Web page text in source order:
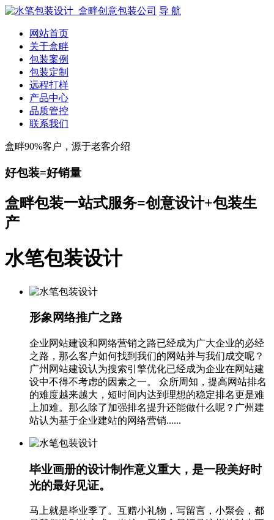
导 航
网站首页
关于盒畔
包装案例
包装定制
远程打样
产品中心
品质管控
联系我们
盒畔90%客户，源于老客介绍
好包装=好销量
盒畔包装一站式服务=创意设计+包装生
产
水笔包装设计
形象网络推广之路
企业网站建设和网络营销之路已经成为广大企业的必经
之路，那么客户如何找到我们的网站并与我们成交呢？
广州网站建设认为搜索引擎优化已经成为企业在网站建
设中不得不考虑的因素之一。 众所周知，提高网站排名
的难度越来越大，短时间内达到理想的稳定排名更是难
上加难。那么除了加强排名提升还能做什么呢？广州建
站认为基于企业建站的网络营销......
毕业画册的设计制作意义重大，是一段美好时
光的最好见证。
马上就是毕业季了。互赠小礼物，写留言，小聚会，都